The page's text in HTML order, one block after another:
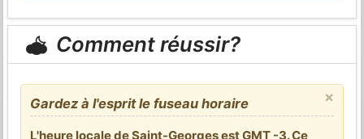
Comment réussir?
×
Gardez à l'esprit le fuseau horaire
L'heure locale de Saint-Georges est GMT -3. Ce